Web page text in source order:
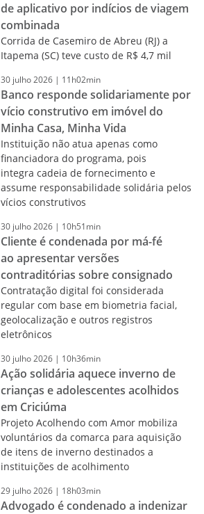
de aplicativo por indícios de viagem
combinada
Corrida de Casemiro de Abreu (RJ) a
Itapema (SC) teve custo de R$ 4,7 mil
30 julho2026 | 11h02min
Banco responde solidariamente por
vício construtivo em imóvel do
Minha Casa, Minha Vida
Instituição não atua apenas como
financiadora do programa, pois
integra cadeia de fornecimento e
assume responsabilidade solidária pelos
vícios construtivos
30 julho2026 | 10h51min
Cliente é condenada por má-fé
ao apresentar versões
contraditórias sobre consignado
Contratação digital foi considerada
regular com base em biometria facial,
geolocalização e outros registros
eletrônicos
30 julho2026 | 10h36min
Ação solidária aquece inverno de
crianças e adolescentes acolhidos
em Criciúma
Projeto Acolhendo com Amor mobiliza
voluntários da comarca para aquisição
de itens de inverno destinados a
instituições de acolhimento
29 julho2026 | 18h03min
Advogado é condenado a indenizar